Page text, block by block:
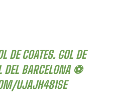
DE COATES. GOL DE
DEL BARCELONA ⚽️
UJAJH481SE